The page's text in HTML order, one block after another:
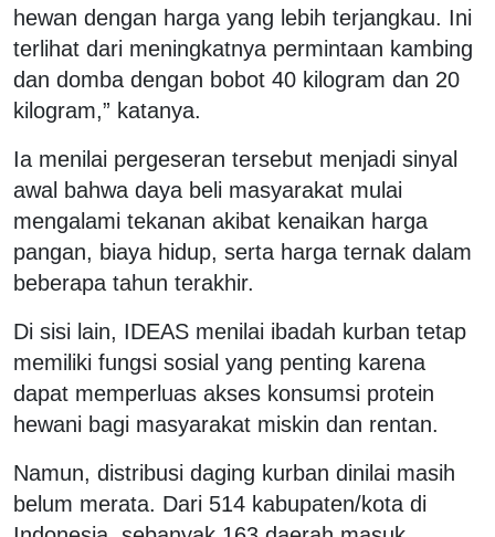
hewan dengan harga yang lebih terjangkau. Ini
terlihat dari meningkatnya permintaan kambing
dan domba dengan bobot 40 kilogram dan 20
kilogram,” katanya.
Ia menilai pergeseran tersebut menjadi sinyal
awal bahwa daya beli masyarakat mulai
mengalami tekanan akibat kenaikan harga
pangan, biaya hidup, serta harga ternak dalam
beberapa tahun terakhir.
Di sisi lain, IDEAS menilai ibadah kurban tetap
memiliki fungsi sosial yang penting karena
dapat memperluas akses konsumsi protein
hewani bagi masyarakat miskin dan rentan.
Namun, distribusi daging kurban dinilai masih
belum merata. Dari 514 kabupaten/kota di